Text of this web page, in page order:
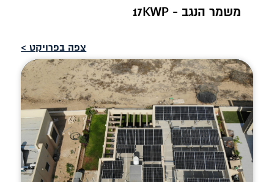
משמר הנגב - 17KWP
צפה בפרויקט >